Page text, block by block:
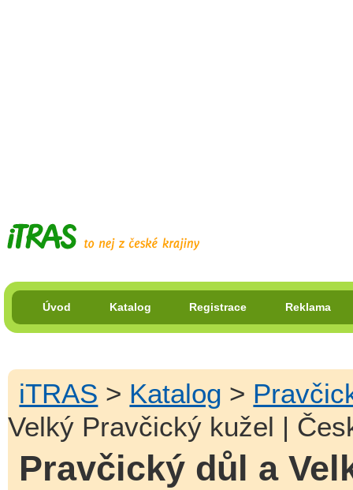
Úvod Katalog Registrace Reklama
iTRAS > Katalog >
Velký Pravčický kužel |
Pravčický důl a